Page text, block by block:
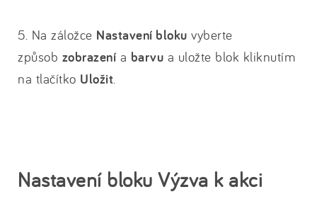
5. Na záložce Nastavení bloku vyberte
způsob zobrazení a barvu a uložte blok kliknutím
na tlačítko Uložit.
Nastavení bloku Výzva k akci